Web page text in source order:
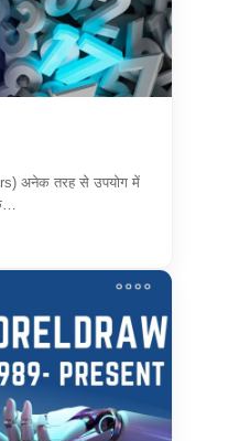
अनेक तरह से उपयोग में